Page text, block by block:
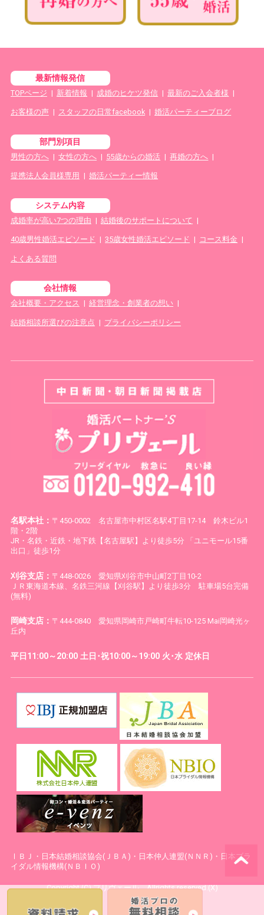
最新情報発信
TOPページ | 新着情報 | 成婚のヒケツ発信 | 最新のご入会者様 |
お客様の声| スタッフの日常facebook | 婚活パーティーブログ
部門別項目
男性の方へ| 女性の方へ | 55歳からの婚活 | 再婚の方へ |
提携法人会員様専用 | 婚活パーティー情報
システム内容
成婚率が高い7つの理由 | 結婚後のサポートについて |
40歳男性婚活エピソード | 35歳女性婚活エピソード | コース料金 |
よくある質問
会社情報
会社概要・アクセス | 経営理念・創業者の想い |
結婚相談所選びの注意点 | プライバシーポリシー
名駅本社： 〒450-0002 名古屋市中村区名駅4丁目17-14 鈴木ビル1
階・2階
JR・名鉄・近鉄・地下鉄【名古屋駅】より徒歩5分 「ユニモール15番
出口」徒歩1分
刈谷支店： 〒448-0026 愛知県刈谷市中山町2丁目10-2
ＪＲ東海道本線、名鉄三河線【刈谷駅】より徒歩3分 駐車場5台完備
(無料)
岡崎支店： 〒444-0840 愛知県岡崎市戸崎町牛転10-125 Mai岡崎光ヶ
丘内
平日11:00～20:00 土日･祝10:00～19:00 火･水 定休日
ⅠＢＪ・日本結婚相談協会(ＪＢＡ)・日本仲人連盟(ＮＮＲ)・日本ブラ
イダル情報機構(ＮＢＩＯ)
Copyright (C) プリヴェール Allrights reserved.(X)